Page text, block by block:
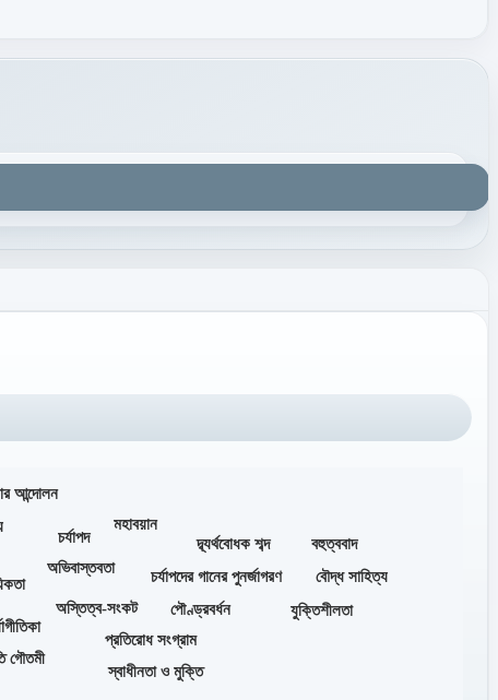
অভিবাস্তবতা
অস্তিত্ব-সংকট
চর্যাপদ
চর্যাপদের গানের পুনর্জাগরণ
দ্ব্যর্থবোধক শব্দ
পৌণ্ড্রবর্ধন
প্রতিরোধ সংগ্রাম
বহুত্ববাদ
বৌদ্ধ সাহিত্য
গৌতমী
মহাবয়ান
যুক্তিশীলতা
আন্দোলন
স্বাধীনতা ও মুক্তি